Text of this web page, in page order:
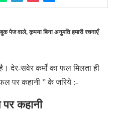
वाले, कृपया बिना अनुमति हमारी रचनाएँ
देर-सवेर कर्मों का फल मिलता ही
पर कहानी ” के जरिये :-
कहानी